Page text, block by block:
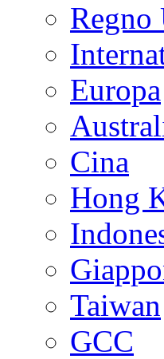
Regno
Europa
Cina
Hong
Taiwan
GCC